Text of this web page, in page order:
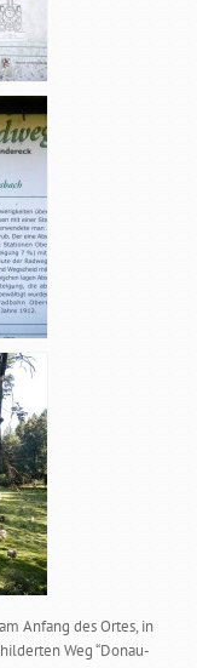
Anfang des Ortes, in
Weg “Donau-